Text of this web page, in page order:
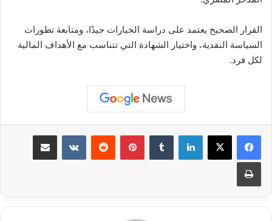
القرار الصحيح يعتمد على دراسة الخيارات جيدًا، ومتابعة تطورات
السياسة النقدية، واختيار الشهادة التي تتناسب مع الأهداف المالية
لكل فرد.
لينكدإن بينتيريست مشاركة عبر البريد
طباعة